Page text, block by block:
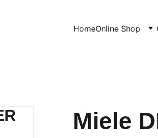
HomeOnline Shop
Miele